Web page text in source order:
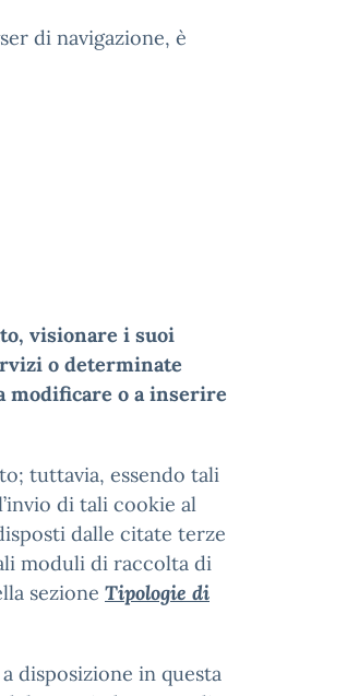
di navigazione, è
visionare i suoi
o determinate
modificare o a inserire
tuttavia, essendo tali
di tali cookie al
dalle citate terze
moduli di raccolta di
sezione Tipologie di
disposizione in questa